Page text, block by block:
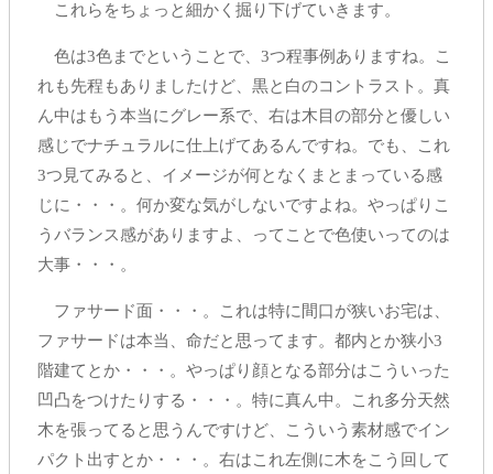
これらをちょっと細かく掘り下げていきます。
色は3色までということで、3つ程事例ありますね。こ
れも先程もありましたけど、黒と白のコントラスト。真
ん中はもう本当にグレー系で、右は木目の部分と優しい
感じでナチュラルに仕上げてあるんですね。でも、これ
3つ見てみると、イメージが何となくまとまっている感
じに・・・。何か変な気がしないですよね。やっぱりこ
うバランス感がありますよ、ってことで色使いってのは
大事・・・。
ファサード面・・・。これは特に間口が狭いお宅は、
ファサードは本当、命だと思ってます。都内とか狭小3
階建てとか・・・。やっぱり顔となる部分はこういった
凹凸をつけたりする・・・。特に真ん中。これ多分天然
木を張ってると思うんですけど、こういう素材感でイン
パクト出すとか・・・。右はこれ左側に木をこう回して